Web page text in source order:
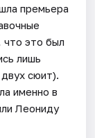
премьера
что это был
лишь
сюит).
именно в
Леониду